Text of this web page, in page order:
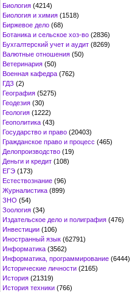
Биология (4214)
Биология и химия (1518)
Биржевое дело (68)
Ботаника и сельское хоз-во (2836)
Бухгалтерский учет и аудит (8269)
Валютные отношения (50)
Ветеринария (50)
Военная кафедра (762)
ГДЗ (2)
География (5275)
Геодезия (30)
Геология (1222)
Геополитика (43)
Государство и право (20403)
Гражданское право и процесс (465)
Делопроизводство (19)
Деньги и кредит (108)
ЕГЭ (173)
Естествознание (96)
Журналистика (899)
ЗНО (54)
Зоология (34)
Издательское дело и полиграфия (476)
Инвестиции (106)
Иностранный язык (62791)
Информатика (3562)
Информатика, программирование (6444)
Исторические личности (2165)
История (21319)
История техники (766)